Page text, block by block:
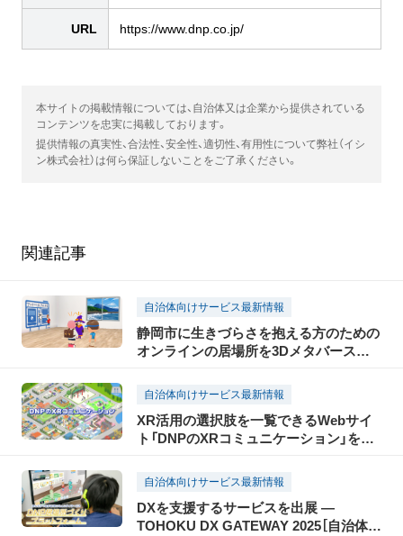
URL https://www.dnp.co.jp/
本サイトの掲載情報については、自治体又は企業から提供されている
コンテンツを忠実に掲載しております。
提供情報の真実性、合法性、安全性、適切性、有用性について弊社（イシ
ン株式会社）は何ら保証しないことをご了承ください。
関連記事
自治体向けサービス最新情報
静岡市に生きづらさを抱える方のための
オンラインの居場所を3Dメタバースで
自治体向けサービス最新情報
XR活用の選択肢を一覧できるWebサイ
ト「DNPのXRコミュニケーション」を公
自治体向けサービス最新情報
DXを支援するサービスを出展 ―
TOHOKU DX GATEWAY 2025［自治体向